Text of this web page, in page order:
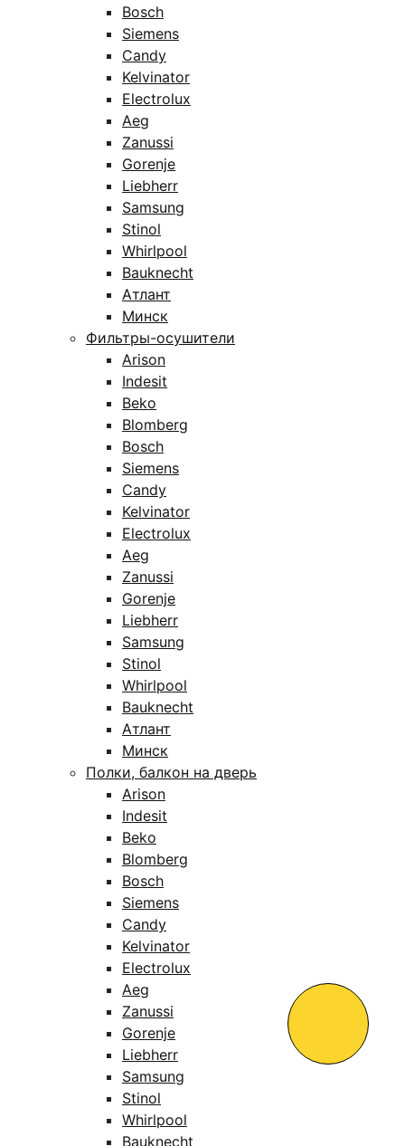
Bosch
Siemens
Candy
Kelvinator
Electrolux
Aeg
Zanussi
Gorenje
Liebherr
Samsung
Stinol
Whirlpool
Bauknecht
Атлант
Минск
Фильтры-осушители
Arison
Indesit
Beko
Blomberg
Bosch
Siemens
Candy
Kelvinator
Electrolux
Aeg
Zanussi
Gorenje
Liebherr
Samsung
Stinol
Whirlpool
Bauknecht
Атлант
Минск
Полки, балкон на дверь
Arison
Indesit
Beko
Blomberg
Bosch
Siemens
Candy
Kelvinator
Electrolux
Aeg
Zanussi
Gorenje
Liebherr
Samsung
Stinol
Whirlpool
Bauknecht